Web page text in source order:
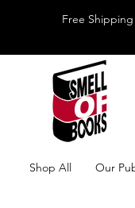
Free
Shop All Our